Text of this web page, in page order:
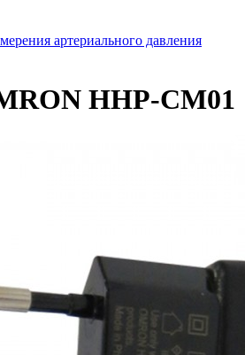
артериального давления
HHP-CM01